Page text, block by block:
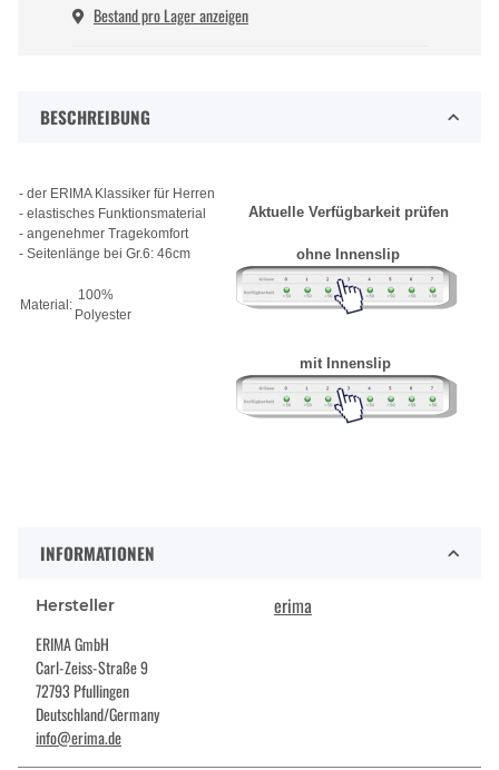
Bestand pro Lager anzeigen
BESCHREIBUNG
- der ERIMA Klassiker für Herren
- elastisches Funktionsmaterial
- angenehmer Tragekomfort
- Seitenlänge bei Gr.6: 46cm
Material:
100%
Polyester
Aktuelle Verfügbarkeit prüfen
ohne Innenslip
mit Innenslip
INFORMATIONEN
Hersteller erima
ERIMA GmbH
Carl-Zeiss-Straße 9
72793 Pfullingen
Deutschland/Germany
info@erima.de